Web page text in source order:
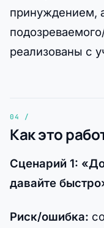
принуждением,
реализованы с
Как это
Сценарий 1:
давайте
Риск/ошибка: